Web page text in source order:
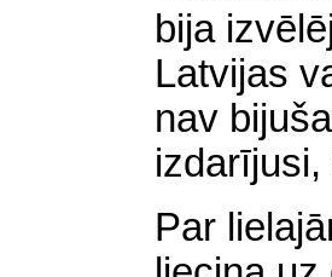
bija
Latvijas
nav
Par